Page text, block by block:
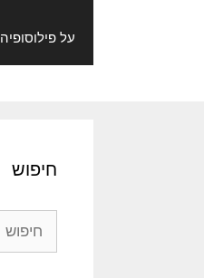
על
חיפוש